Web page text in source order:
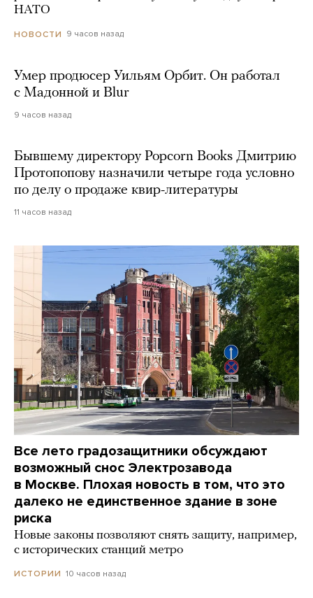
НАТО
НОВОСТИ 9 часов назад
Умер продюсер Уильям Орбит. Он работал
с Мадонной и Blur
9 часов назад
Бывшему директору Popcorn Books Дмитрию
Протопопову назначили четыре года условно
по делу о продаже квир-литературы
11 часов назад
Все лето градозащитники обсуждают
возможный снос Электрозавода
в Москве. Плохая новость в том, что это
далеко не единственное здание в зоне
риска
Новые законы позволяют снять защиту, например,
с исторических станций метро
ИСТОРИИ 10 часов назад